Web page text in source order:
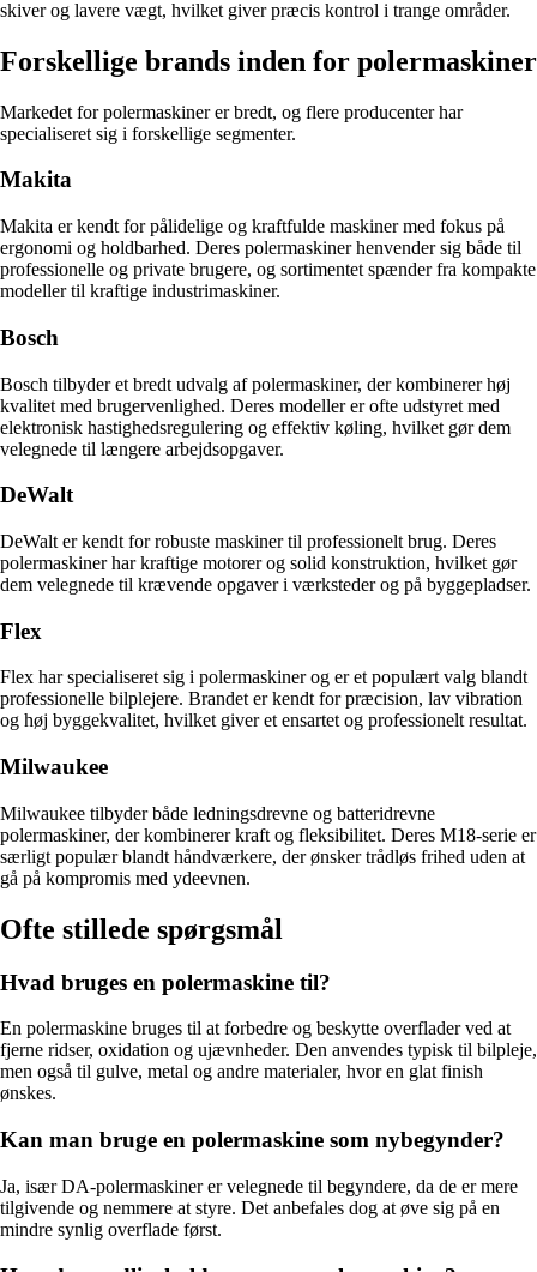
skiver og lavere vægt, hvilket giver præcis kontrol i trange områder.
Forskellige brands inden for polermaskiner
Markedet for polermaskiner er bredt, og flere producenter har
specialiseret sig i forskellige segmenter.
Makita
Makita er kendt for pålidelige og kraftfulde maskiner med fokus på
ergonomi og holdbarhed. Deres polermaskiner henvender sig både til
professionelle og private brugere, og sortimentet spænder fra kompakte
modeller til kraftige industrimaskiner.
Bosch
Bosch tilbyder et bredt udvalg af polermaskiner, der kombinerer høj
kvalitet med brugervenlighed. Deres modeller er ofte udstyret med
elektronisk hastighedsregulering og effektiv køling, hvilket gør dem
velegnede til længere arbejdsopgaver.
DeWalt
DeWalt er kendt for robuste maskiner til professionelt brug. Deres
polermaskiner har kraftige motorer og solid konstruktion, hvilket gør
dem velegnede til krævende opgaver i værksteder og på byggepladser.
Flex
Flex har specialiseret sig i polermaskiner og er et populært valg blandt
professionelle bilplejere. Brandet er kendt for præcision, lav vibration
og høj byggekvalitet, hvilket giver et ensartet og professionelt resultat.
Milwaukee
Milwaukee tilbyder både ledningsdrevne og batteridrevne
polermaskiner, der kombinerer kraft og fleksibilitet. Deres M18-serie er
særligt populær blandt håndværkere, der ønsker trådløs frihed uden at
gå på kompromis med ydeevnen.
Ofte stillede spørgsmål
Hvad bruges en polermaskine til?
En polermaskine bruges til at forbedre og beskytte overflader ved at
fjerne ridser, oxidation og ujævnheder. Den anvendes typisk til bilpleje,
men også til gulve, metal og andre materialer, hvor en glat finish
ønskes.
Kan man bruge en polermaskine som nybegynder?
Ja, især DA-polermaskiner er velegnede til begyndere, da de er mere
tilgivende og nemmere at styre. Det anbefales dog at øve sig på en
mindre synlig overflade først.